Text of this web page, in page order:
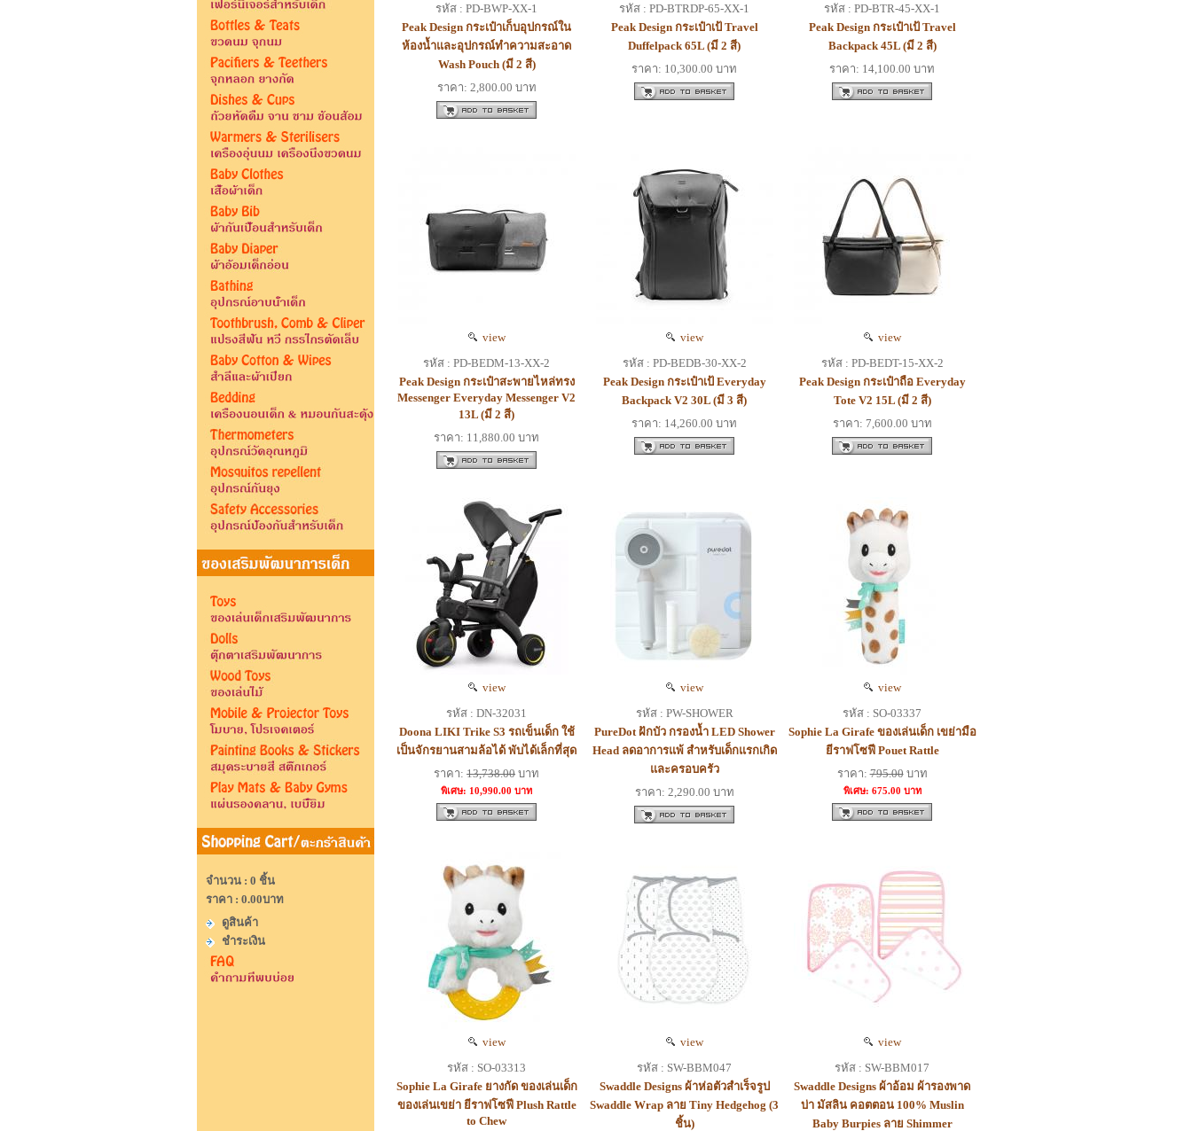
จำนวน : 0 ชิ้น
ราคา : 0.00บาท
ดูสินค้า
ชำระเงิน
รหัส : PD-BWP-XX-1
Peak Design กระเป๋าเก็บอุปกรณ์ใน
ห้องน้ำและอุปกรณ์ทำความสะอาด
Wash Pouch (มี 2 สี)
ราคา: 2,800.00 บาท
รหัส : PD-BTRDP-65-XX-1
Peak Design กระเป๋าเป้ Travel
Duffelpack 65L (มี 2 สี)
ราคา: 10,300.00 บาท
รหัส : PD-BTR-45-XX-1
Peak Design กระเป๋าเป้ Travel
Backpack 45L (มี 2 สี)
ราคา: 14,100.00 บาท
view
รหัส : PD-BEDM-13-XX-2
Peak Design กระเป๋าสะพายไหล่ทรง
Messenger Everyday Messenger V2
13L (มี 2 สี)
ราคา: 11,880.00 บาท
view
รหัส : PD-BEDB-30-XX-2
Peak Design กระเป๋าเป้ Everyday
Backpack V2 30L (มี 3 สี)
ราคา: 14,260.00 บาท
view
รหัส : PD-BEDT-15-XX-2
Peak Design กระเป๋าถือ Everyday
Tote V2 15L (มี 2 สี)
ราคา: 7,600.00 บาท
view
รหัส : DN-32031
Doona LIKI Trike S3 รถเข็นเด็ก ใช้
เป็นจักรยานสามล้อได้ พับได้เล็กที่สุด
ราคา:13,738.00 บาท
พิเศษ: 10,990.00 บาท
view
รหัส : PW-SHOWER
PureDot ฝักบัว กรองน้ำ LED Shower
Head ลดอาการแพ้ สำหรับเด็กแรกเกิด
และครอบครัว
ราคา: 2,290.00 บาท
view
รหัส : SO-03337
Sophie La Girafe ของเล่นเด็ก เขย่ามือ
ยีราฟโซฟี Pouet Rattle
ราคา:795.00บาท
พิเศษ: 675.00 บาท
view
รหัส : SO-03313
Sophie La Girafe ยางกัด ของเล่นเด็ก
ของเล่นเขย่า ยีราฟโซฟี Plush Rattle
to Chew
view
รหัส : SW-BBM047
Swaddle Designs ผ้าห่อตัวสำเร็จรูป
Swaddle Wrap ลาย Tiny Hedgehog (3
ชิ้น)
view
รหัส : SW-BBM017
Swaddle Designs ผ้าอ้อม ผ้ารองพาด
บ่า มัสลิน คอตตอน 100% Muslin
Baby Burpies ลาย Shimmer